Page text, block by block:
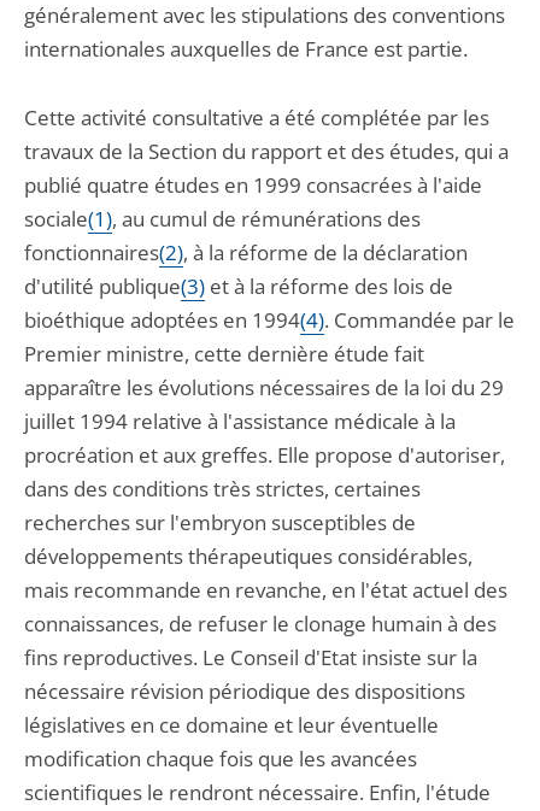
généralement avec les stipulations des conventions
internationales auxquelles de France est partie.
Cette activité consultative a été complétée par les
travaux de la Section du rapport et des études, qui a
publié quatre études en 1999 consacrées à l'aide
sociale(1), au cumul de rémunérations des
fonctionnaires(2), à la réforme de la déclaration
d'utilité publique(3) et à la réforme des lois de
bioéthique adoptées en 1994(4). Commandée par le
Premier ministre, cette dernière étude fait
apparaître les évolutions nécessaires de la loi du 29
juillet 1994 relative à l'assistance médicale à la
procréation et aux greffes. Elle propose d'autoriser,
dans des conditions très strictes, certaines
recherches sur l'embryon susceptibles de
développements thérapeutiques considérables,
mais recommande en revanche, en l'état actuel des
connaissances, de refuser le clonage humain à des
fins reproductives. Le Conseil d'Etat insiste sur la
nécessaire révision périodique des dispositions
législatives en ce domaine et leur éventuelle
modification chaque fois que les avancées
scientifiques le rendront nécessaire. Enfin, l'étude